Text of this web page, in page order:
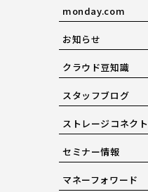
monday.com
お知らせ
クラウド豆知識
スタッフブログ
ストレージコネクト
セミナー情報
マネーフォワード